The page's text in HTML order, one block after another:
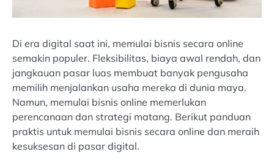
Di era digital saat ini, memulai bisnis secara online
semakin populer. Fleksibilitas, biaya awal rendah, dan
jangkauan pasar luas membuat banyak pengusaha
memilih menjalankan usaha mereka di dunia maya.
Namun, memulai bisnis online memerlukan
perencanaan dan strategi matang. Berikut panduan
praktis untuk memulai bisnis secara online dan meraih
kesuksesan di pasar digital.